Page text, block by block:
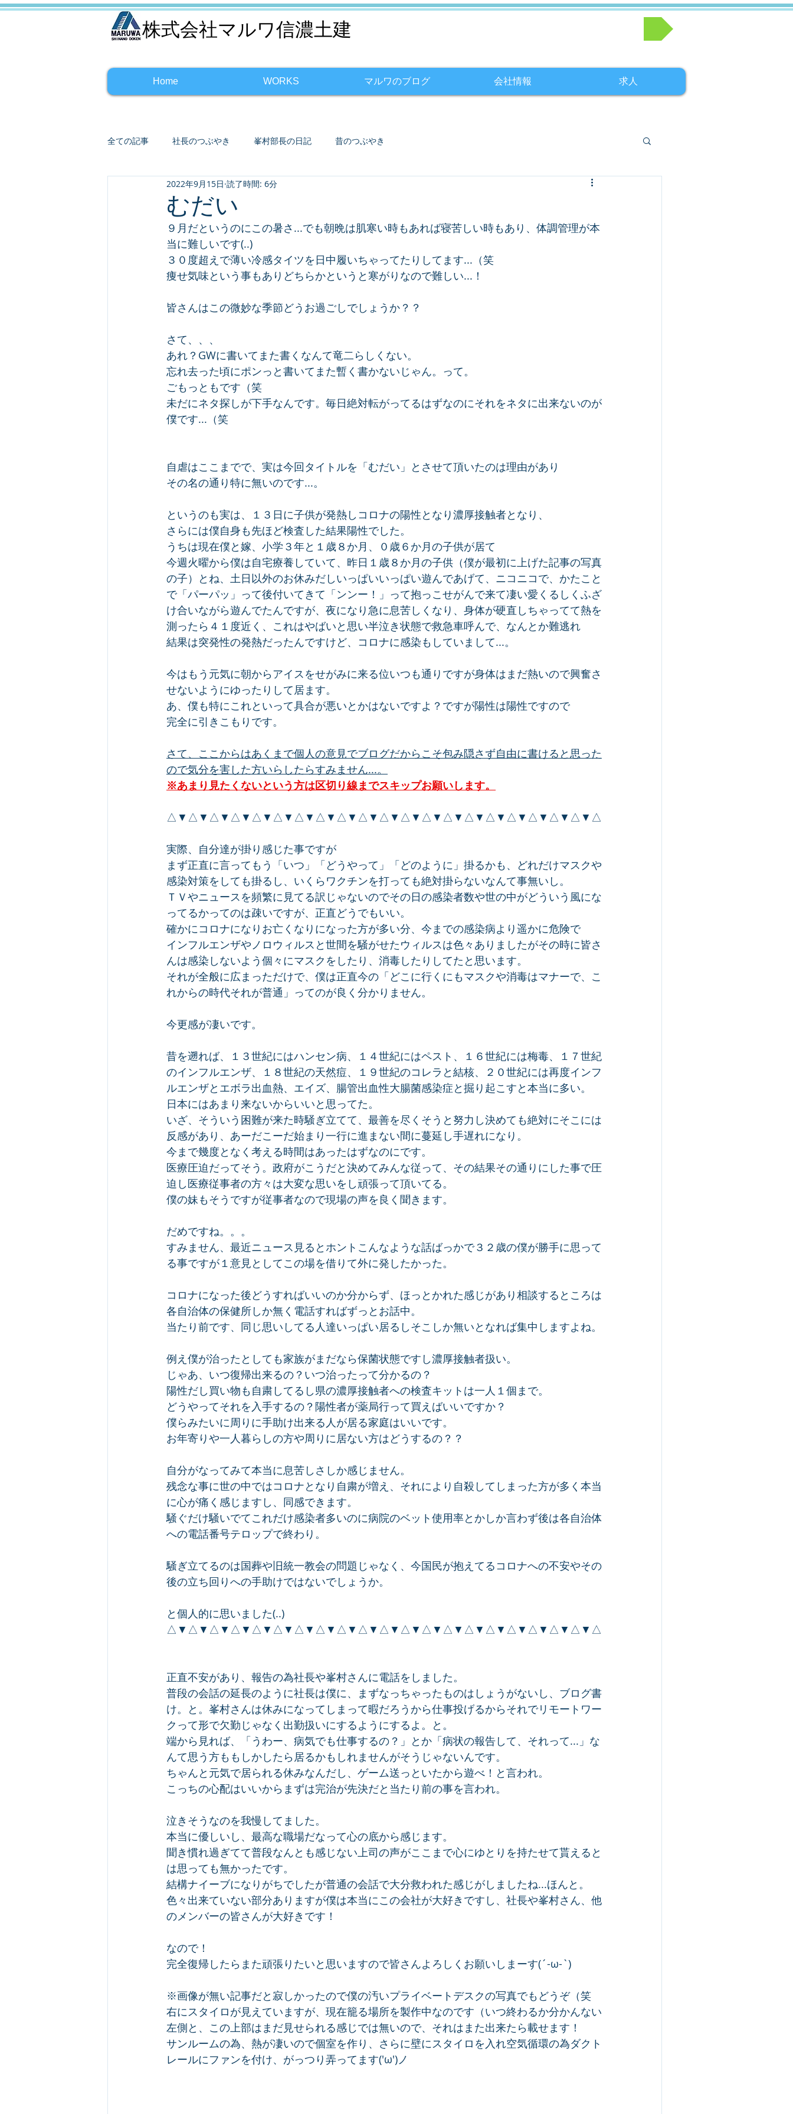
株式会社マルワ信濃土建
Home WORKS マルワのブログ 会社情報 求人
全ての記事 社長のつぶやき 峯村部長の日記 昔のつぶやき
むだい
2022年9月15日 読了時間: 6分
９月だというのにこの暑さ...でも朝晩は肌寒い時もあれば寝苦しい時もあり、体調管理が本
当に難しいです(..)
３０度超えで薄い冷感タイツを日中履いちゃってたりしてます...（笑
痩せ気味という事もありどちらかというと寒がりなので難しい...！
皆さんはこの微妙な季節どうお過ごしでしょうか？？
さて、、、
あれ？GWに書いてまた書くなんて竜二らしくない。
忘れ去った頃にポンっと書いてまた暫く書かないじゃん。って。
ごもっともです（笑
未だにネタ探しが下手なんです。毎日絶対転がってるはずなのにそれをネタに出来ないのが
僕です...（笑
自虐はここまでで、実は今回タイトルを「むだい」とさせて頂いたのは理由があり
その名の通り特に無いのです...。
というのも実は、１３日に子供が発熱しコロナの陽性となり濃厚接触者となり、
さらには僕自身も先ほど検査した結果陽性でした。
うちは現在僕と嫁、小学３年と１歳８か月、０歳６か月の子供が居て
今週火曜から僕は自宅療養していて、昨日１歳８か月の子供（僕が最初に上げた記事の写真
の子）とね、土日以外のお休みだしいっぱいいっぱい遊んであげて、ニコニコで、かたこと
で「パーパッ」って後付いてきて「ンンー！」って抱っこせがんで来て凄い愛くるしくふざ
け合いながら遊んでたんですが、夜になり急に息苦しくなり、身体が硬直しちゃってて熱を
測ったら４１度近く、これはやばいと思い半泣き状態で救急車呼んで、なんとか難逃れ
結果は突発性の発熱だったんですけど、コロナに感染もしていまして...。
今はもう元気に朝からアイスをせがみに来る位いつも通りですが身体はまだ熱いので興奮さ
せないようにゆったりして居ます。
あ、僕も特にこれといって具合が悪いとかはないですよ？ですが陽性は陽性ですので
完全に引きこもりです。
さて、ここからはあくまで個人の意見でブログだからこそ包み隠さず自由に書けると思った
ので気分を害した方いらしたらすみません...。
※あまり見たくないという方は区切り線までスキップお願いします。
△▼△▼△▼△▼△▼△▼△▼△▼△▼△▼△▼△▼△▼△▼△▼△▼△▼△▼△▼△▼△
実際、自分達が掛り感じた事ですが
まず正直に言ってもう「いつ」「どうやって」「どのように」掛るかも、どれだけマスクや
感染対策をしても掛るし、いくらワクチンを打っても絶対掛らないなんて事無いし。
ＴＶやニュースを頻繁に見てる訳じゃないのでその日の感染者数や世の中がどういう風にな
ってるかってのは疎いですが、正直どうでもいい。
確かにコロナになりお亡くなりになった方が多い分、今までの感染病より遥かに危険で
インフルエンザやノロウィルスと世間を騒がせたウィルスは色々ありましたがその時に皆さ
んは感染しないよう個々にマスクをしたり、消毒したりしてたと思います。
それが全般に広まっただけで、僕は正直今の「どこに行くにもマスクや消毒はマナーで、こ
れからの時代それが普通」ってのが良く分かりません。
今更感が凄いです。
昔を遡れば、１３世紀にはハンセン病、１４世紀にはペスト、１６世紀には梅毒、１７世紀
のインフルエンザ、１８世紀の天然痘、１９世紀のコレラと結核、２０世紀には再度インフ
ルエンザとエボラ出血熱、エイズ、腸管出血性大腸菌感染症と掘り起こすと本当に多い。
日本にはあまり来ないからいいと思ってた。
いざ、そういう困難が来た時騒ぎ立てて、最善を尽くそうと努力し決めても絶対にそこには
反感があり、あーだこーだ始まり一行に進まない間に蔓延し手遅れになり。
今まで幾度となく考える時間はあったはずなのにです。
医療圧迫だってそう。政府がこうだと決めてみんな従って、その結果その通りにした事で圧
迫し医療従事者の方々は大変な思いをし頑張って頂いてる。
僕の妹もそうですが従事者なので現場の声を良く聞きます。
だめですね。。。
すみません、最近ニュース見るとホントこんなような話ばっかで３２歳の僕が勝手に思って
る事ですが１意見としてこの場を借りて外に発したかった。
コロナになった後どうすればいいのか分からず、ほっとかれた感じがあり相談するところは
各自治体の保健所しか無く電話すればずっとお話中。
当たり前です、同じ思いしてる人達いっぱい居るしそこしか無いとなれば集中しますよね。
例え僕が治ったとしても家族がまだなら保菌状態ですし濃厚接触者扱い。
じゃあ、いつ復帰出来るの？いつ治ったって分かるの？
陽性だし買い物も自粛してるし県の濃厚接触者への検査キットは一人１個まで。
どうやってそれを入手するの？陽性者が薬局行って買えばいいですか？
僕らみたいに周りに手助け出来る人が居る家庭はいいです。
お年寄りや一人暮らしの方や周りに居ない方はどうするの？？
自分がなってみて本当に息苦しさしか感じません。
残念な事に世の中ではコロナとなり自粛が増え、それにより自殺してしまった方が多く本当
に心が痛く感じますし、同感できます。
騒ぐだけ騒いでてこれだけ感染者多いのに病院のベット使用率とかしか言わず後は各自治体
への電話番号テロップで終わり。
騒ぎ立てるのは国葬や旧統一教会の問題じゃなく、今国民が抱えてるコロナへの不安やその
後の立ち回りへの手助けではないでしょうか。
と個人的に思いました(..)
△▼△▼△▼△▼△▼△▼△▼△▼△▼△▼△▼△▼△▼△▼△▼△▼△▼△▼△▼△▼△
正直不安があり、報告の為社長や峯村さんに電話をしました。
普段の会話の延長のように社長は僕に、まずなっちゃったものはしょうがないし、ブログ書
け。と。峯村さんは休みになってしまって暇だろうから仕事投げるからそれでリモートワー
クって形で欠勤じゃなく出勤扱いにするようにするよ。と。
端から見れば、「うわー、病気でも仕事するの？」とか「病状の報告して、それって...」な
んて思う方ももしかしたら居るかもしれませんがそうじゃないんです。
ちゃんと元気で居られる休みなんだし、ゲーム送っといたから遊べ！と言われ。
こっちの心配はいいからまずは完治が先決だと当たり前の事を言われ。
泣きそうなのを我慢してました。
本当に優しいし、最高な職場だなって心の底から感じます。
聞き慣れ過ぎてて普段なんとも感じない上司の声がここまで心にゆとりを持たせて貰えると
は思っても無かったです。
結構ナイーブになりがちでしたが普通の会話で大分救われた感じがしましたね...ほんと。
色々出来ていない部分ありますが僕は本当にこの会社が大好きですし、社長や峯村さん、他
のメンバーの皆さんが大好きです！
なので！
完全復帰したらまた頑張りたいと思いますので皆さんよろしくお願いしまーす(´-ω-`)
※画像が無い記事だと寂しかったので僕の汚いプライベートデスクの写真でもどうぞ（笑
右にスタイロが見えていますが、現在籠る場所を製作中なのです（いつ終わるか分かんない
左側と、この上部はまだ見せられる感じでは無いので、それはまた出来たら載せます！
サンルームの為、熱が凄いので個室を作り、さらに壁にスタイロを入れ空気循環の為ダクト
レールにファンを付け、がっつり弄ってます('ω')ノ